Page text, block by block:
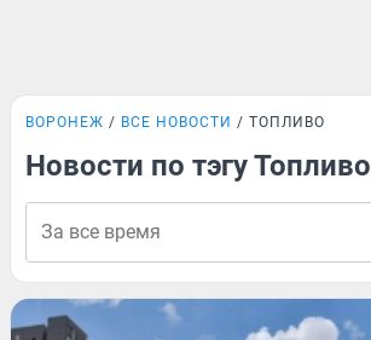
ВОРОНЕЖ ВСЕ НОВОСТИ ТОПЛИВО
Новости по тэгу Топливо